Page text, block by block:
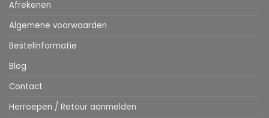
Afrekenen
Algemene voorwaarden
Bestelinformatie
Blog
Contact
Herroepen / Retour aanmelden